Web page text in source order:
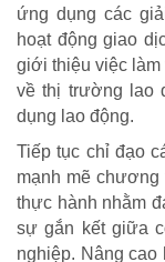
ứng dụng các
hoạt động giao
giới thiệu việc làm
về thị trường lao
dụng lao động.
Tiếp tục chỉ đạo
mạnh mẽ
thực hành nhằm
sự gắn kết giữa
nghiệp. Nâng